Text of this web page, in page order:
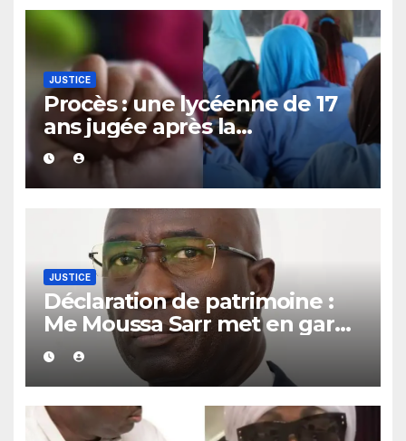
JUSTICE
Procès : une lycéenne de 17
ans jugée après la
découverte d’un bébé caché
sous un lit
JUSTICE
Déclaration de patrimoine :
Me Moussa Sarr met en garde
les récalcitrants